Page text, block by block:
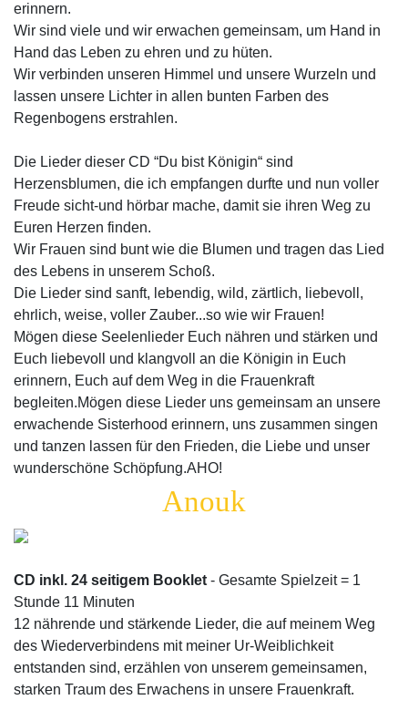
erinnern.
Wir sind viele und wir erwachen gemeinsam, um Hand in
Hand das Leben zu ehren und zu hüten.
Wir verbinden unseren Himmel und unsere Wurzeln und
lassen unsere Lichter in allen bunten Farben des
Regenbogens erstrahlen.
Die Lieder dieser CD “Du bist Königin“ sind
Herzensblumen, die ich empfangen durfte und nun voller
Freude sicht-und hörbar mache, damit sie ihren Weg zu
Euren Herzen finden.
Wir Frauen sind bunt wie die Blumen und tragen das Lied
des Lebens in unserem Schoß.
Die Lieder sind sanft, lebendig, wild, zärtlich, liebevoll,
ehrlich, weise, voller Zauber...so wie wir Frauen!
Mögen diese Seelenlieder Euch nähren und stärken und
Euch liebevoll und klangvoll an die Königin in Euch
erinnern, Euch auf dem Weg in die Frauenkraft
begleiten.Mögen diese Lieder uns gemeinsam an unsere
erwachende Sisterhood erinnern, uns zusammen singen
und tanzen lassen für den Frieden, die Liebe und unser
wunderschöne Schöpfung.AHO!
Anouk
CD inkl. 24 seitigem Booklet - Gesamte Spielzeit = 1
Stunde 11 Minuten
12 nährende und stärkende Lieder, die auf meinem Weg
des Wiederverbindens mit meiner Ur-Weiblichkeit
entstanden sind, erzählen von unserem gemeinsamen,
starken Traum des Erwachens in unsere Frauenkraft.